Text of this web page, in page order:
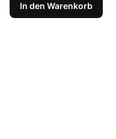
In den Warenkorb